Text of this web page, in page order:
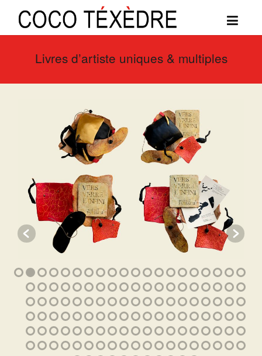
Livres d’artiste uniques & multiples